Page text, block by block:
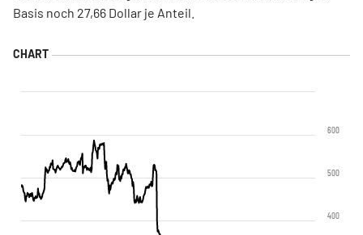
Basis noch 27,66 Dollar je Anteil.
400
500
600